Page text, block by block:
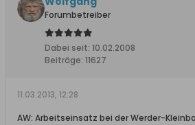
Forumbetreiber
Dabei seit: 10.02.2008
Beiträge: 11627
11.03.2013, 12:28
AW: Arbeitseinsatz bei der Werder-